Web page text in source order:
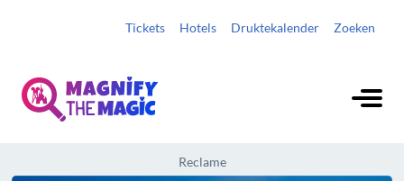
Tickets Hotels Druktekalender Zoeken
Reclame